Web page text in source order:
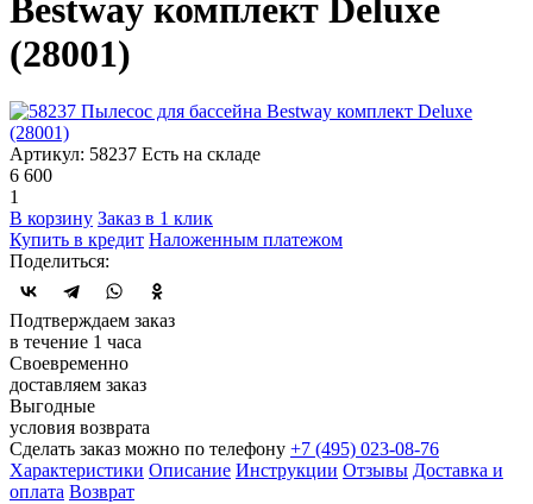
Bestway комплект Deluxe
(28001)
Артикул: 58237 Есть на складе
6 600
1
В корзину Заказ в 1 клик
Купить в кредит Наложенным платежом
Поделиться:
Подтверждаем заказ
в течение 1 часа
Своевременно
доставляем заказ
Выгодные
условия возврата
Сделать заказ можно по телефону +7 (495) 023-08-76
Характеристики Описание Инструкции Отзывы Доставка и
оплата Возврат